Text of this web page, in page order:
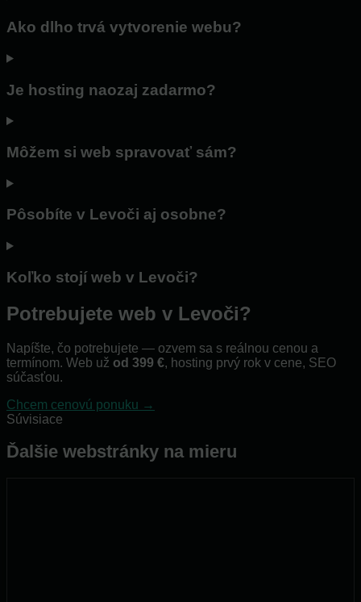
Ako dlho trvá vytvorenie webu?
Je hosting naozaj zadarmo?
Môžem si web spravovať sám?
Pôsobíte v Levoči aj osobne?
Koľko stojí web v Levoči?
Potrebujete web v Levoči?
Napíšte, čo potrebujete — ozvem sa s reálnou cenou a
termínom. Web už od 399 €, hosting prvý rok v cene, SEO
súčasťou.
Chcem cenovú ponuku →
Súvisiace
Ďalšie webstránky na mieru